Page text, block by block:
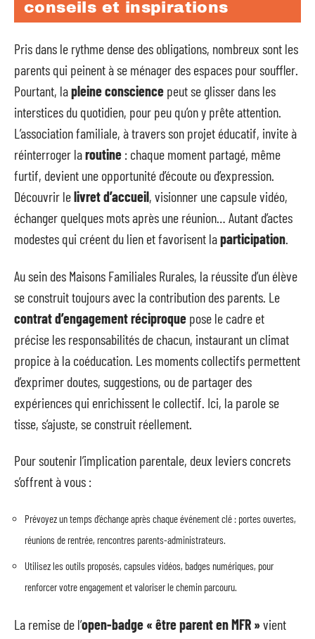
conseils et inspirations
Pris dans le rythme dense des obligations, nombreux sont les
parents qui peinent à se ménager des espaces pour souffler.
Pourtant, lapleine conscience peut se glisser dans les
interstices du quotidien, pour peu qu’on y prête attention.
L’association familiale, à travers son projet éducatif, invite à
réinterroger laroutine : chaque moment partagé, même
furtif, devient une opportunité d’écoute ou d’expression.
Découvrir lelivret d’accueil, visionner une capsule vidéo,
échanger quelques mots après une réunion… Autant d’actes
modestes qui créent du lien et favorisent laparticipation.
Au sein des Maisons Familiales Rurales, la réussite d’un élève
se construit toujours avec la contribution des parents. Le
contrat d’engagement réciproque pose le cadre et
précise les responsabilités de chacun, instaurant un climat
propice à la coéducation. Les moments collectifs permettent
d’exprimer doutes, suggestions, ou de partager des
expériences qui enrichissent le collectif. Ici, la parole se
tisse, s’ajuste, se construit réellement.
Pour soutenir l’implication parentale, deux leviers concrets
s’offrent à vous :
Prévoyez un temps d’échange après chaque événement clé : portes ouvertes,
réunions de rentrée, rencontres parents-administrateurs.
Utilisez les outils proposés, capsules vidéos, badges numériques, pour
renforcer votre engagement et valoriser le chemin parcouru.
La remise de l’open-badge « être parent en MFR »vient